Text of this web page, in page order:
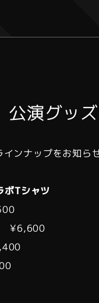
公演グッ
ンナップをお知ら
ボTシャツ
¥6,600